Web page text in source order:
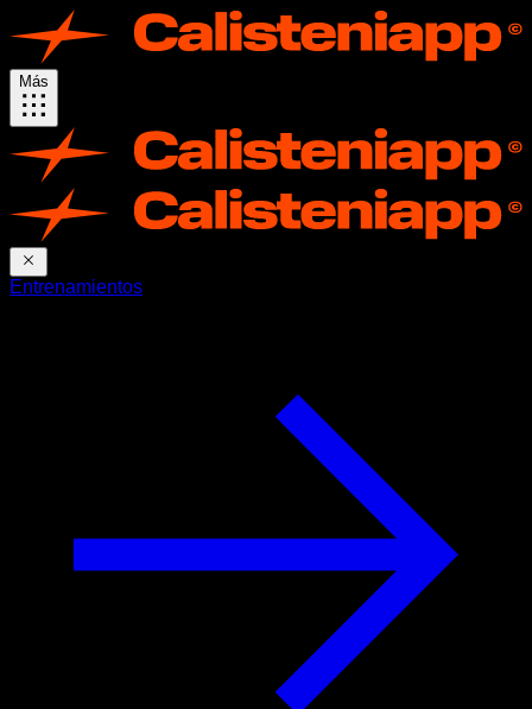
Más
Entrenamientos